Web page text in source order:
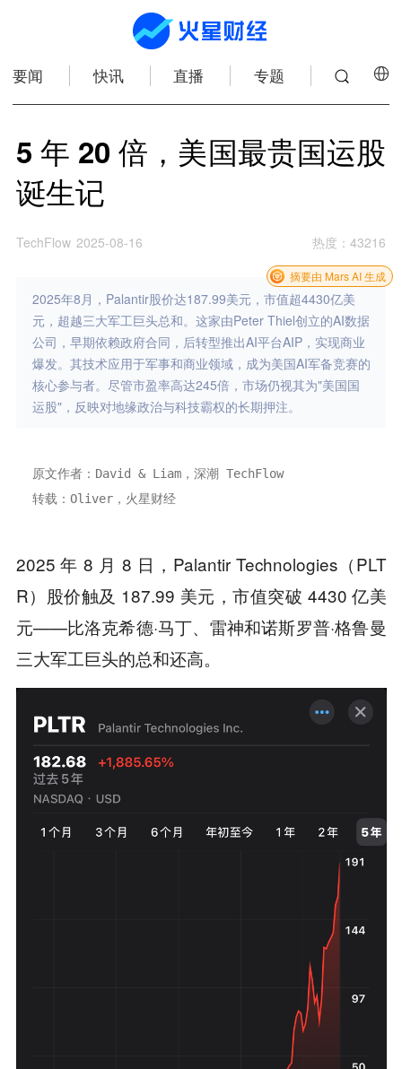
要闻 快讯 直播 专题
5 年 20 倍，美国最贵国运股
诞生记
TechFlow 2025-08-16 热度 ：43216
2025年8月，Palantir股价达187.99美元，市值超4430亿美
元，超越三大军工巨头总和。这家由Peter Thiel创立的AI数据
公司，早期依赖政府合同，后转型推出AI平台AIP，实现商业
爆发。其技术应用于军事和商业领域，成为美国AI军备竞赛的
核心参与者。尽管市盈率高达245倍，市场仍视其为"美国国
运股"，反映对地缘政治与科技霸权的长期押注。
摘要由 Mars AI 生成
原文作者：David & Liam，深潮 TechFlow
转载：Oliver，火星财经
2025 年 8 月 8 日，Palantir Technologies（PLT
R）股价触及 187.99 美元，市值突破 4430 亿美
元——比洛克希德·马丁、雷神和诺斯罗普·格鲁曼
三大军工巨头的总和还高。